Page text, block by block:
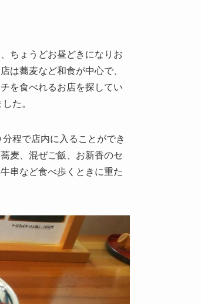
ちょうどお昼どきになりお
は蕎麦など和食が中心で、
を食べれるお店を探してい
た。
程で店内に入ることができ
麦、混ぜご飯、お新香のセ
串など食べ歩くときに重た